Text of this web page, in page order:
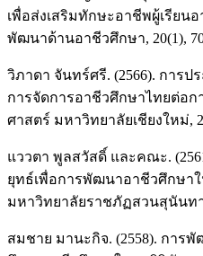
เพื่อส่งเสริมทักษะอาชีพผู้เรียน
พัฒนาด้านอาชีวศึกษา, 20(1),
วิภาดา จันทร์ศรี. (2566). การป
การจัดการอาชีวศึกษาไทยต่อ
ศาสตร์ มหาวิทยาลัยเชียงใหม่,
แววตา พูลสวัสดิ์ และคณะ.
ยุทธ์เพื่อการพัฒนาอาชีวศึกษา
มหาวิทยาลัยราชภัฏสวนสุนันท
สมชาย มานะกิจ. (2558). การ